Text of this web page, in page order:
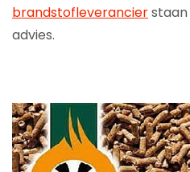
brandstofleverancierstaan
advies.